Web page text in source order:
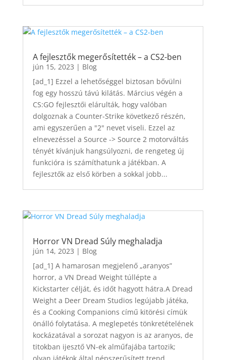
A fejlesztők megerősítették – a CS2-ben
jún 15, 2023 | Blog
[ad_1] Ezzel a lehetőséggel biztosan bővülni
fog egy hosszú távú kilátás. Március végén a
CS:GO fejlesztői elárulták, hogy valóban
dolgoznak a Counter-Strike következő részén,
ami egyszerűen a "2" nevet viseli. Ezzel az
elnevezéssel a Source -> Source 2 motorváltás
tényét kívánjuk hangsúlyozni, de rengeteg új
funkcióra is számíthatunk a játékban. A
fejlesztők az első körben a sokkal jobb...
Horror VN Dread Súly meghaladja
jún 14, 2023 | Blog
[ad_1] A hamarosan megjelenő „aranyos”
horror, a VN Dread Weight túllépte a
Kickstarter célját, és időt hagyott hátra.A Dread
Weight a Deer Dream Studios legújabb játéka,
és a Cooking Companions című kitörési címük
önálló folytatása. A meglepetés tönkretételének
kockázatával a sorozat nagyon is az aranyos, de
titokban ijesztő VN-ek alműfajába tartozik;